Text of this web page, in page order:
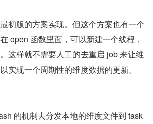
初版的方案实现。但这个方案也有一个
open 函数里面，可以新建一个线程，
这样就不需要人工的去重启 job 来让维
实现一个周期性的维度数据的更新。
的机制去分发本地的维度文件到 task